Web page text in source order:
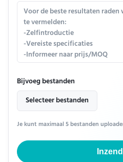
Bijvoeg bestanden
Selecteer bestanden
Je kunt maximaal 5 bestanden